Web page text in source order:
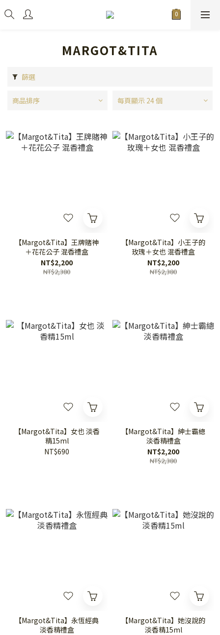
MARGOT&TITA
篩選
商品排序 每頁顯示 24 個
【Margot&Tita】王牌賭神
＋花花公子 混香禮盒
NT$2,200
NT$2,380
【Margot&Tita】小王子的
玫瑰＋女也 混香禮盒
NT$2,200
NT$2,380
【Margot&Tita】女也 淡香
精15ml
NT$690
【Margot&Tita】紳士霸總
淡香精禮盒
NT$2,200
NT$2,380
【Margot&Tita】永恆經典
淡香精禮盒
【Margot&Tita】她沒說的
淡香精15ml